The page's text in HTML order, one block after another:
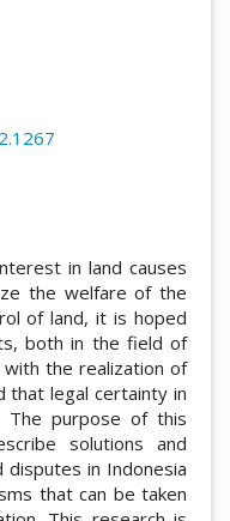
in land causes
the welfare of the
of land, it is hoped
both in the field of
with the realization of
that legal certainty in
The purpose of this
solutions and
in Indonesia
that can be taken